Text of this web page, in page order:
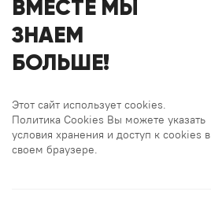
ВМЕСТЕ МЫ
ЗНАЕМ
БОЛЬШЕ!
Этот сайт использует cookies.
Политика Cookies Вы можете указать
условия хранения и доступ к cookies в
своем браузере.